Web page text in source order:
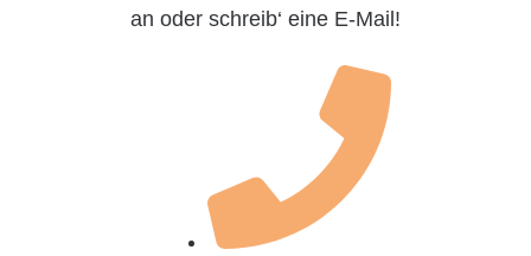
an oder schreib‘ eine E-Mail!